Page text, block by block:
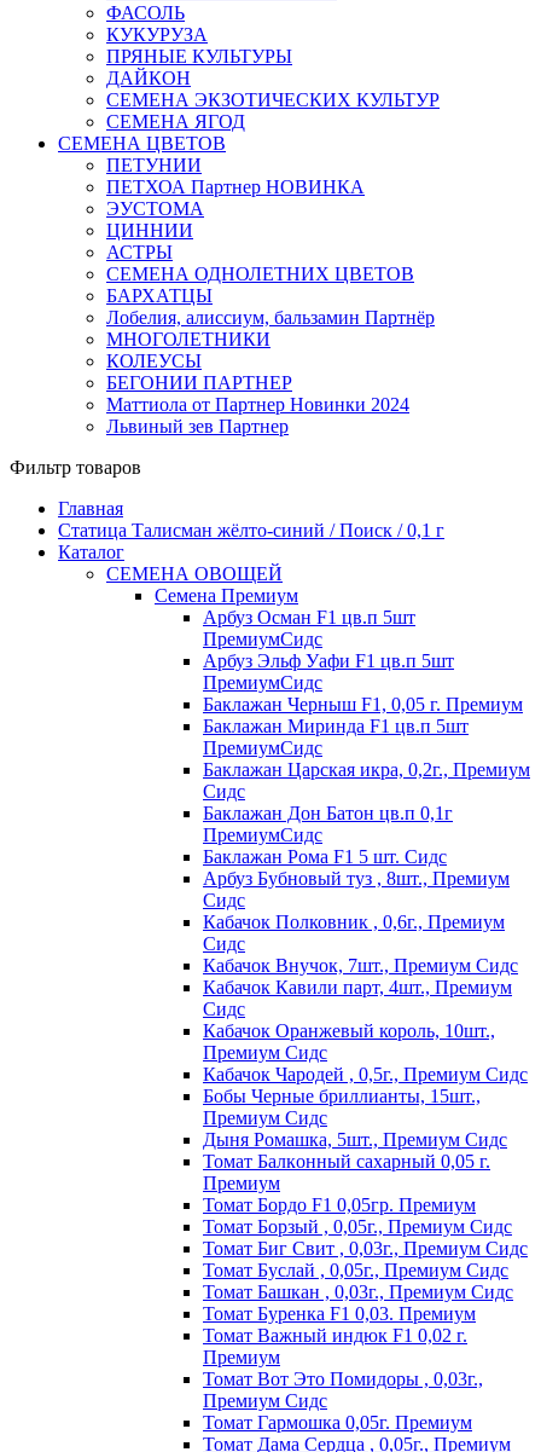
ФАСОЛЬ
КУКУРУЗА
ПРЯНЫЕ КУЛЬТУРЫ
ДАЙКОН
СЕМЕНА ЭКЗОТИЧЕСКИХ КУЛЬТУР
СЕМЕНА ЯГОД
СЕМЕНА ЦВЕТОВ
ПЕТУНИИ
ПЕТХОА Партнер НОВИНКА
ЭУСТОМА
ЦИННИИ
АСТРЫ
СЕМЕНА ОДНОЛЕТНИХ ЦВЕТОВ
БАРХАТЦЫ
Лобелия, алиссиум, бальзамин Партнёр
МНОГОЛЕТНИКИ
КОЛЕУСЫ
БЕГОНИИ ПАРТНЕР
Маттиола от Партнер Новинки 2024
Львиный зев Партнер
Фильтр товаров
Главная
Статица Талисман жёлто-синий / Поиск / 0,1 г
Каталог
СЕМЕНА ОВОЩЕЙ
Семена Премиум
Арбуз Осман F1 цв.п 5шт
ПремиумСидс
Арбуз Эльф Уафи F1 цв.п 5шт
ПремиумСидс
Баклажан Черныш F1, 0,05 г. Премиум
Баклажан Миринда F1 цв.п 5шт
ПремиумСидс
Баклажан Царская икра, 0,2г., Премиум
Сидс
Баклажан Дон Батон цв.п 0,1г
ПремиумСидс
Баклажан Рома F1 5 шт. Сидс
Арбуз Бубновый туз , 8шт., Премиум
Сидс
Кабачок Полковник , 0,6г., Премиум
Сидс
Кабачок Внучок, 7шт., Премиум Сидс
Кабачок Кавили парт, 4шт., Премиум
Сидс
Кабачок Оранжевый король, 10шт.,
Премиум Сидс
Кабачок Чародей , 0,5г., Премиум Сидс
Бобы Черные бриллианты, 15шт.,
Премиум Сидс
Дыня Ромашка, 5шт., Премиум Сидс
Томат Бaлкoнный caxapный 0,05 г.
Пpeмиyм
Томат Бордо F1 0,05гр. Премиум
Томат Борзый , 0,05г., Премиум Сидс
Томат Биг Свит , 0,03г., Премиум Сидс
Томат Буслай , 0,05г., Премиум Сидс
Томат Башкан , 0,03г., Премиум Сидс
Томат Буренка F1 0,03. Премиум
Томат Baжный индюк F1 0,02 г.
Пpeмиyм
Томат Вот Это Помидоры , 0,03г.,
Премиум Сидс
Томат Гармошка 0,05г. Премиум
Томат Дама Сердца , 0,05г., Премиум